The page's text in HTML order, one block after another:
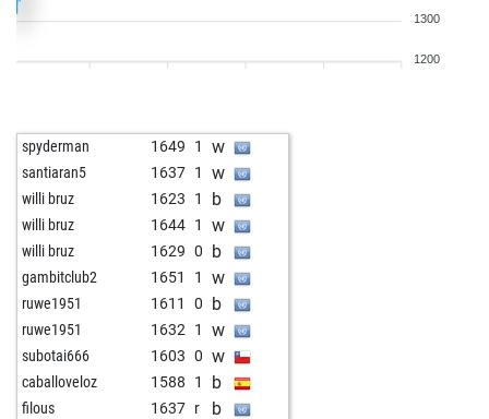
1300
1200
spyderman 1649 1 w
santiaran5 1637 1 w
willi bruz 1623 1 b
willi bruz 1644 1 w
willi bruz 1629 0 b
gambitclub2 1651 1 w
ruwe1951 1611 0 b
ruwe1951 1632 1 w
subotai666 1603 0 w
caballoveloz 1588 1 b
filous 1637 r b